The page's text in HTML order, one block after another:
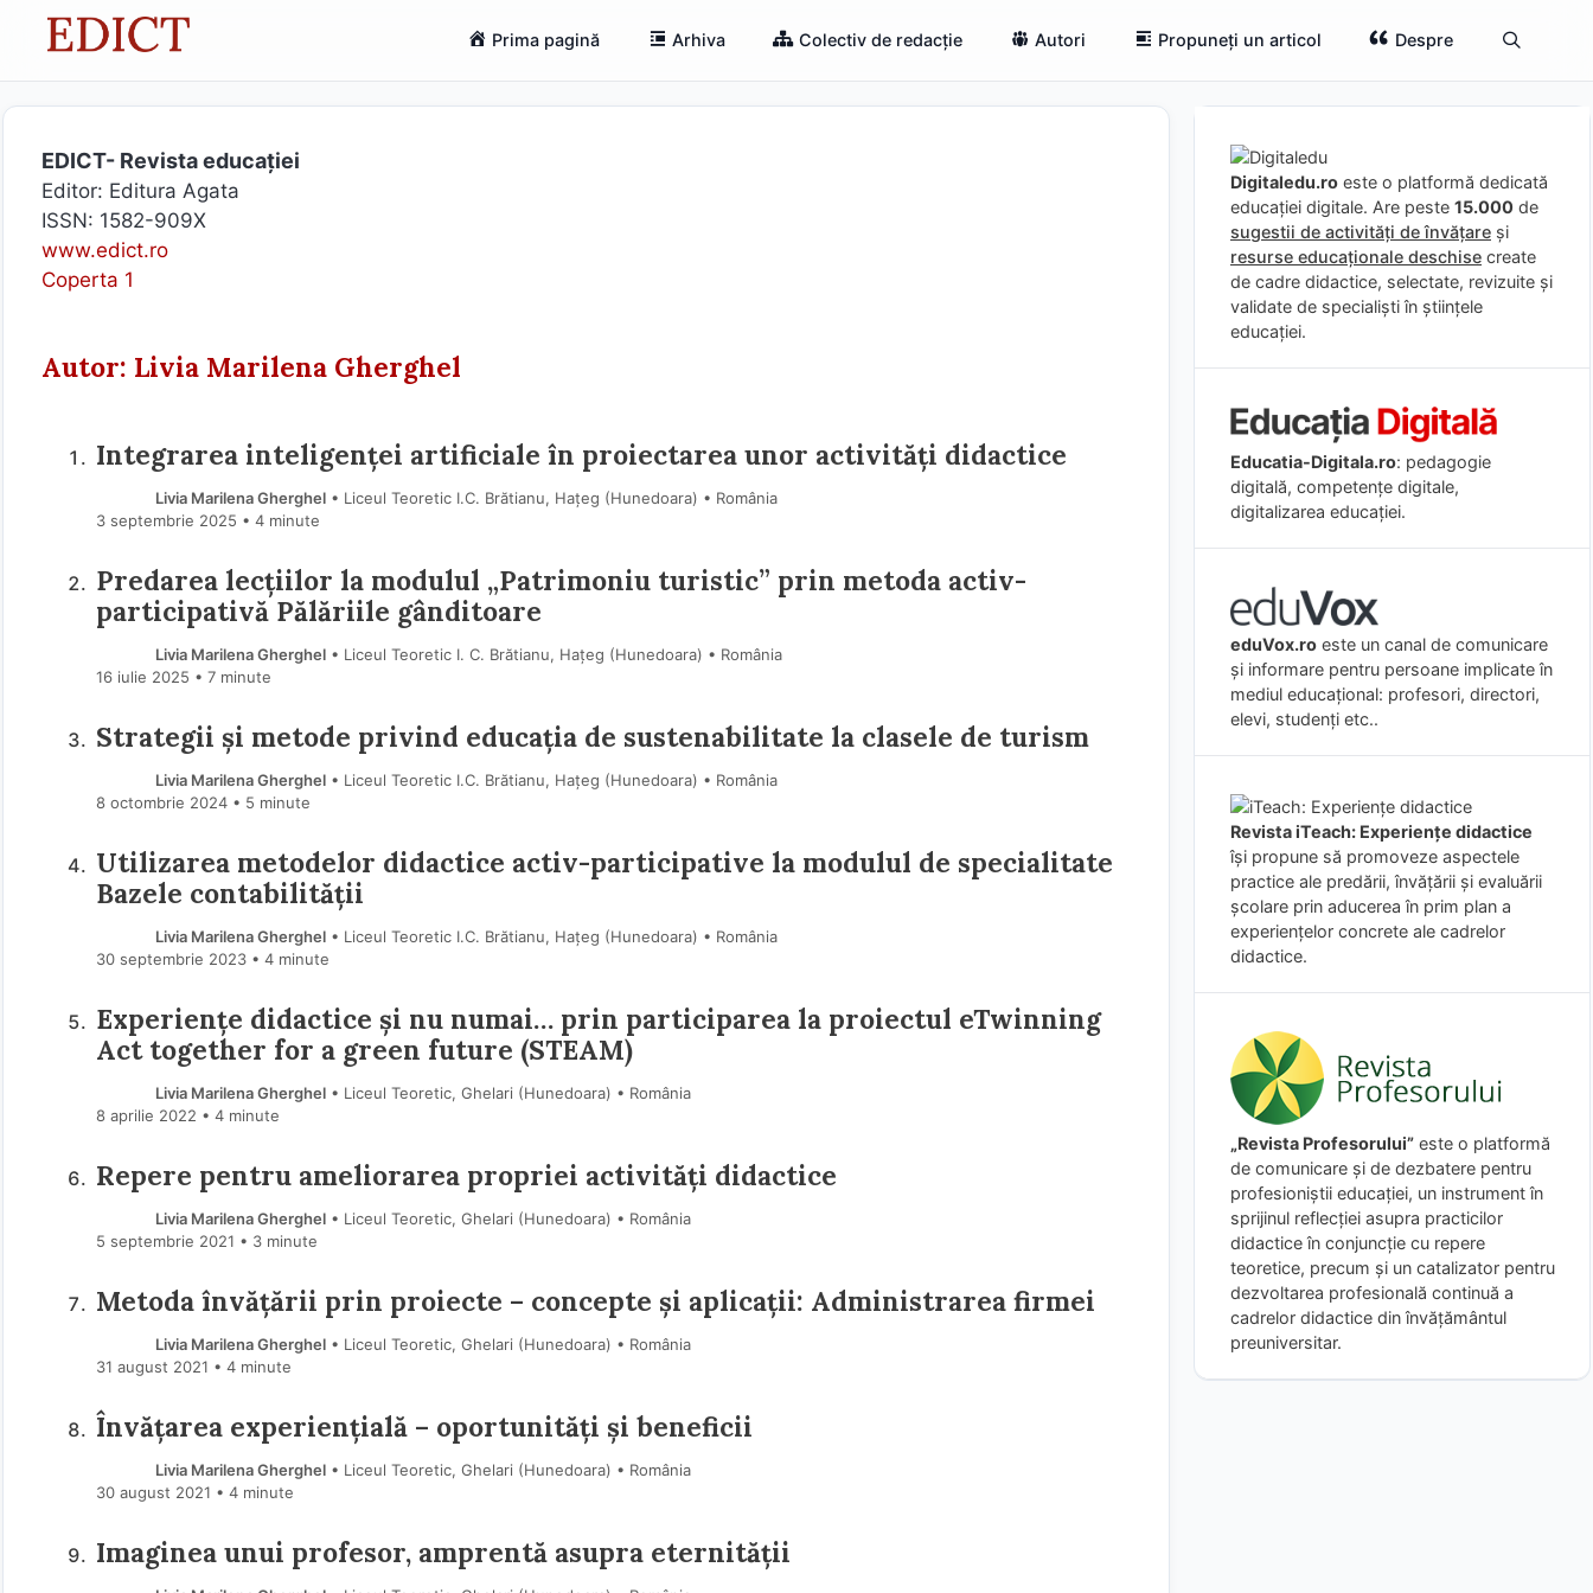
Prima pagină Arhiva Colectiv de redacție Autori Propuneți un articol Despre
EDICT- Revista educației
Editor: Editura Agata
ISSN: 1582-909X
www.edict.ro
Coperta 1
Autor: Livia Marilena Gherghel
Integrarea inteligenței artificiale în proiectarea unor activități didactice
Livia Marilena Gherghel• Liceul Teoretic I.C. Brătianu, Hațeg (Hunedoara) • România
3 septembrie 2025 • 4 minute
Predarea lecțiilor la modulul „Patrimoniu turistic” prin metoda activ-
participativă Pălăriile gânditoare
Livia Marilena Gherghel• Liceul Teoretic I. C. Brătianu, Hațeg (Hunedoara) • România
16 iulie 2025 • 7 minute
Strategii și metode privind educația de sustenabilitate la clasele de turism
Livia Marilena Gherghel• Liceul Teoretic I.C. Brătianu, Hațeg (Hunedoara) • România
8 octombrie 2024 • 5 minute
Utilizarea metodelor didactice activ-participative la modulul de specialitate
Bazele contabilității
Livia Marilena Gherghel• Liceul Teoretic I.C. Brătianu, Hațeg (Hunedoara) • România
30 septembrie 2023 • 4 minute
Experiențe didactice și nu numai… prin participarea la proiectul eTwinning
Act together for a green future (STEAM)
Livia Marilena Gherghel• Liceul Teoretic, Ghelari (Hunedoara) • România
8 aprilie 2022 • 4 minute
Repere pentru ameliorarea propriei activități didactice
Livia Marilena Gherghel• Liceul Teoretic, Ghelari (Hunedoara) • România
5 septembrie 2021 • 3 minute
Metoda învățării prin proiecte – concepte și aplicații: Administrarea firmei
Livia Marilena Gherghel• Liceul Teoretic, Ghelari (Hunedoara) • România
31 august 2021 • 4 minute
Învățarea experiențială – oportunități și beneficii
Livia Marilena Gherghel• Liceul Teoretic, Ghelari (Hunedoara) • România
30 august 2021 • 4 minute
Imaginea unui profesor, amprentă asupra eternității
Digitaledu.ro este o platformă dedicată
educației digitale. Are peste 15.000 de
sugestii de activități de învățare și
resurse educaționale deschise create
de cadre didactice, selectate, revizuite și
validate de specialiști în științele
educației.
Educatia-Digitala.ro: pedagogie
digitală, competențe digitale,
digitalizarea educației.
eduVox.ro este un canal de comunicare
și informare pentru persoane implicate în
mediul educațional: profesori, directori,
elevi, studenți etc..
Revista iTeach: Experienţe didactice
îşi propune să promoveze aspectele
practice ale predării, învăţării şi evaluării
şcolare prin aducerea în prim plan a
experienţelor concrete ale cadrelor
didactice.
„Revista Profesorului” este o platformă
de comunicare și de dezbatere pentru
profesioniștii educației, un instrument în
sprijinul reflecției asupra practicilor
didactice în conjuncție cu repere
teoretice, precum și un catalizator pentru
dezvoltarea profesională continuă a
cadrelor didactice din învățământul
preuniversitar.